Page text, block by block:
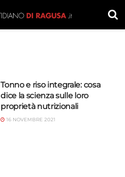
Tonno e riso integrale: cosa
dice la scienza sulle loro
proprietà nutrizionali
16 NOVEMBRE 2021